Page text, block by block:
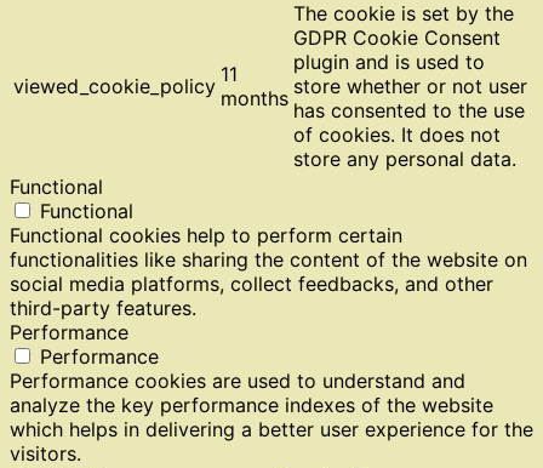
viewed_cookie_policy 11
months
The cookie is set by the
GDPR Cookie Consent
plugin and is used to
store whether or not user
has consented to the use
of cookies. It does not
store any personal data.
Functional
Functional
Functional cookies help to perform certain
functionalities like sharing the content of the website on
social media platforms, collect feedbacks, and other
third-party features.
Performance
Performance
Performance cookies are used to understand and
analyze the key performance indexes of the website
which helps in delivering a better user experience for the
visitors.